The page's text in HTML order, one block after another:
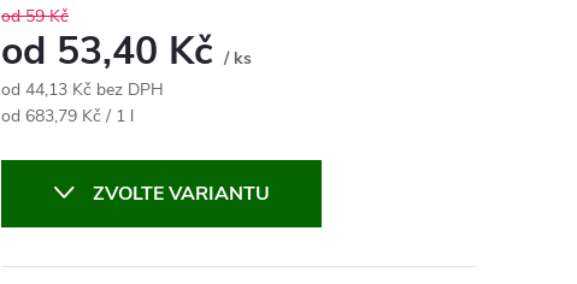
od 59 Kč
od 53,40 Kč / ks
od 44,13 Kč bez DPH
Měrná
od 683,79 Kč / 1 l
ZVOLTE VARIANTU